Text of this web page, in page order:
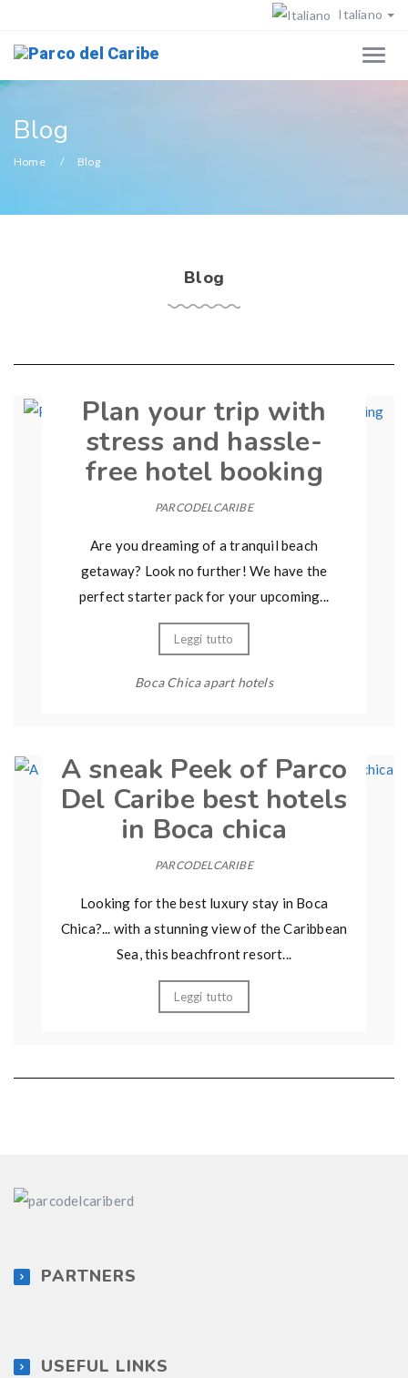
Italiano
Blog
Home Blog
Blog
Plan your trip with
stress and hassle-
free hotel booking
PARCODELCARIBE
Are you dreaming of a tranquil beach
getaway? Look no further! We have the
perfect starter pack for your upcoming...
Leggi tutto
Boca Chica apart hotels
A sneak Peek of Parco
Del Caribe best hotels
in Boca chica
PARCODELCARIBE
Looking for the best luxury stay in Boca
Chica?... with a stunning view of the Caribbean
Sea, this beachfront resort...
Leggi tutto
PARTNERS
USEFUL LINKS